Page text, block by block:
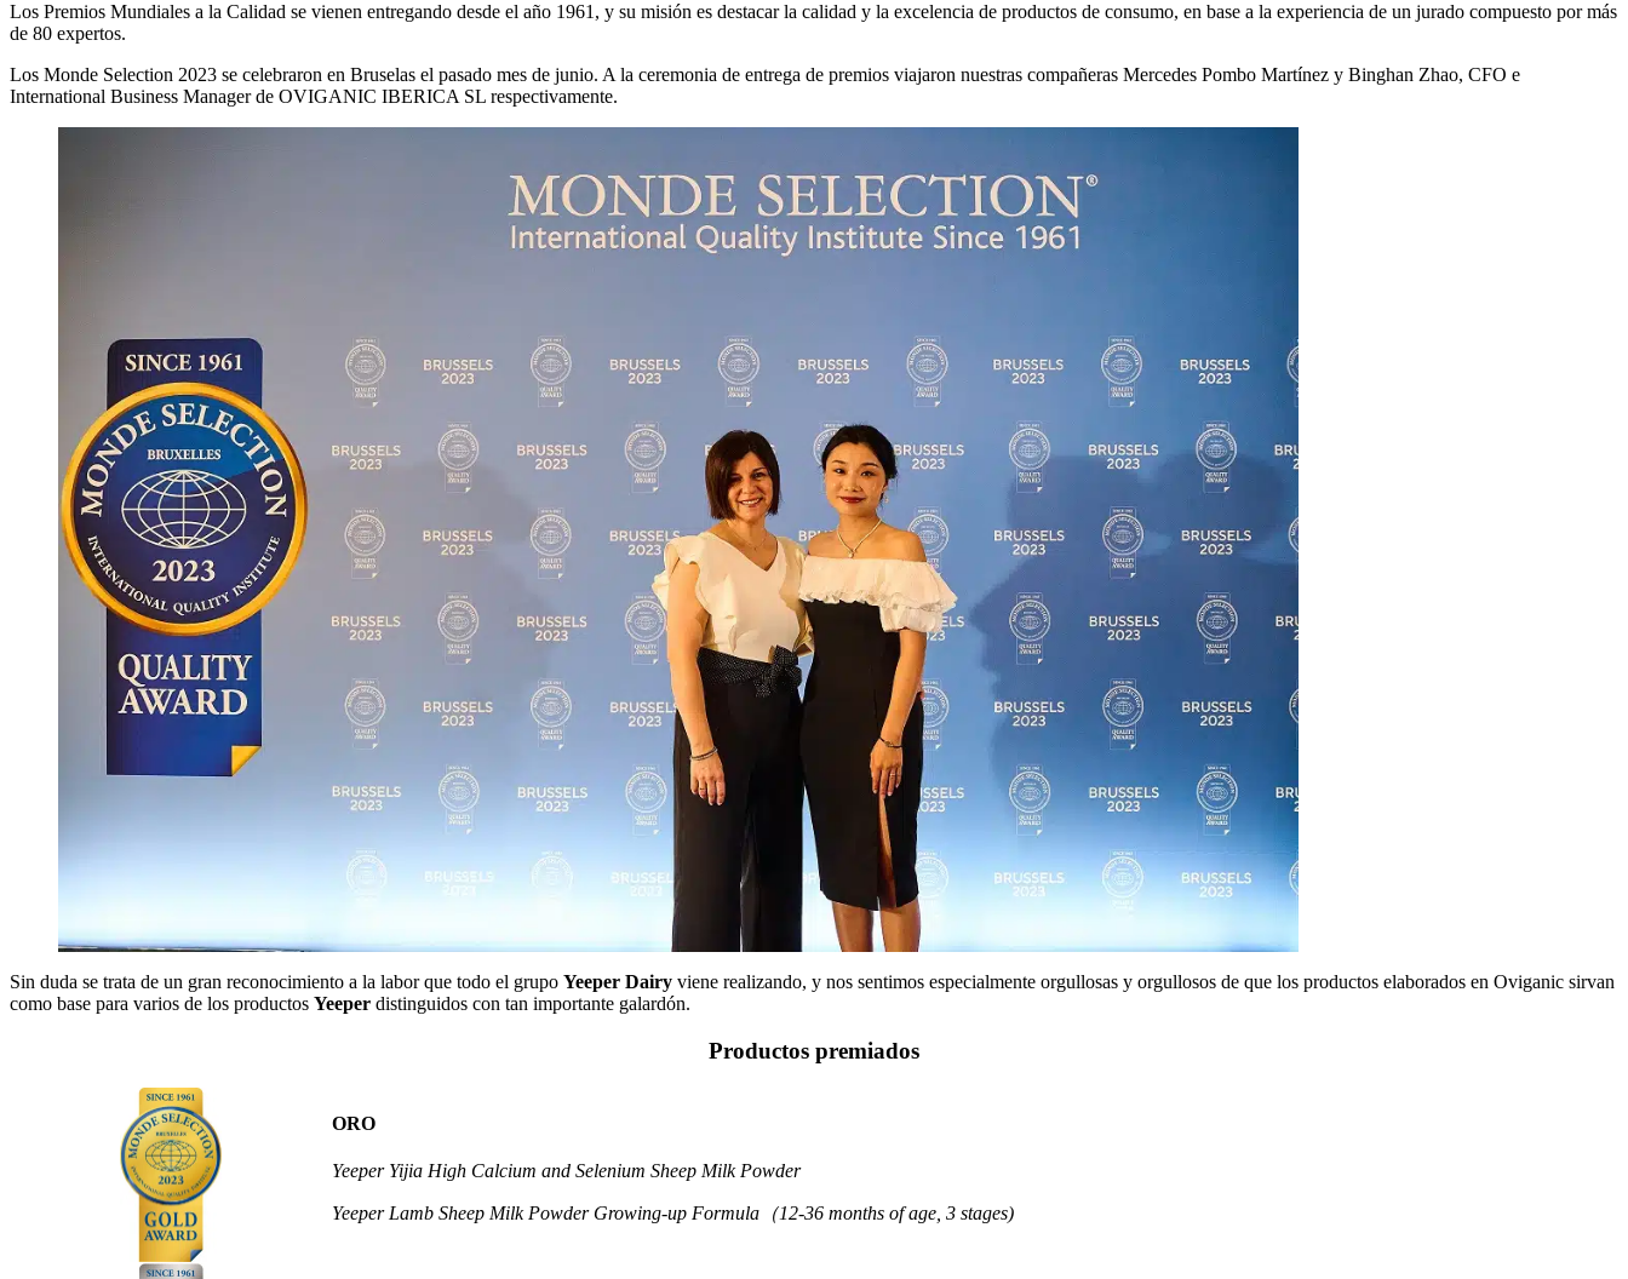
Los Premios Mundiales a la Calidad se vienen entregando desde el año 1961, y su misión es destacar la calidad y la excelencia de productos de consumo, en base a la experiencia de un jurado compuesto por más
de 80 expertos.
Los Monde Selection 2023 se celebraron en Bruselas el pasado mes de junio. A la ceremonia de entrega de premios viajaron nuestras compañeras Mercedes Pombo Martínez y Binghan Zhao, CFO e
International Business Manager de OVIGANIC IBERICA SL respectivamente.
Sin duda se trata de un gran reconocimiento a la labor que todo el grupo Yeeper Dairy viene realizando, y nos sentimos especialmente orgullosas y orgullosos de que los productos elaborados en Oviganic sirvan
como base para varios de los productos Yeeper distinguidos con tan importante galardón.
Productos premiados
ORO
Yeeper Yijia High Calcium and Selenium Sheep Milk Powder
Yeeper Lamb Sheep Milk Powder Growing-up Formula（12-36 months of age, 3 stages)